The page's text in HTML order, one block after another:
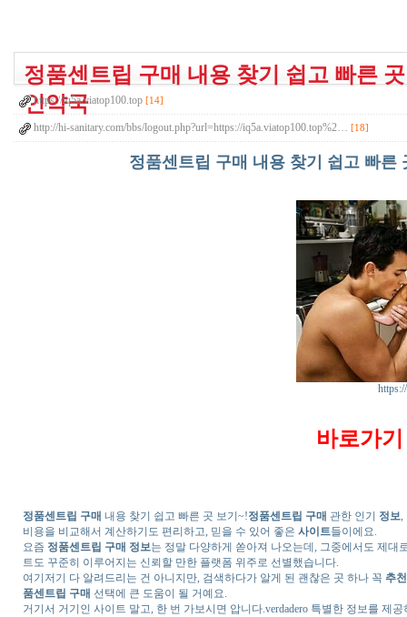
정품센트립 구매 내용 찾기 쉽고 빠른
인약국
https://iq5a.viatop100.top [14]
http://hi-sanitary.com/bbs/logout.php?url=https://iq5a.viatop100.top%2… [18]
정품센트립 구매 내용 찾기 쉽고 빠른
바로가
정품센트립 구매 내용 찾기 쉽고 빠른 곳 보기~!정품센트립 구매 관한 인기 정보,
비용을 비교해서 계산하기도 편리하고, 믿을 수 있어 좋은 사이트들이에요.
요즘 정품센트립 구매 정보는 정말 다양하게 쏟아져 나오는데, 그중에서도 제대
트도 꾸준히 이루어지는 신뢰할 만한 플랫폼 위주로 선별했습니다.
여기저기 다 알려드리는 건 아니지만, 검색하다가 알게 된 괜찮은 곳 하나 꼭 추천
품센트립 구매 선택에 큰 도움이 될 거예요.
거기서 거기인 사이트 말고, 한 번 가보시면 압니다.verdadero 특별한 정보를